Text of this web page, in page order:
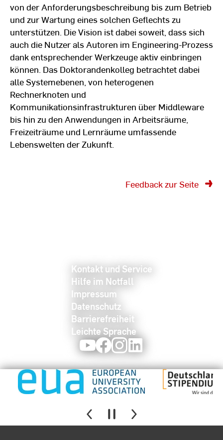
von der Anforderungsbeschreibung bis zum Betrieb
und zur Wartung eines solchen Geflechts zu
unterstützen. Die Vision ist dabei soweit, dass sich
auch die Nutzer als Autoren im Engineering-Prozess
dank entsprechender Werkzeuge aktiv einbringen
können. Das Doktorandenkolleg betrachtet dabei
alle Systemebenen, von heterogenen
Rechnerknoten und
Kommunikationsinfrastrukturen über Middleware
bis hin zu den Anwendungen in Arbeitsräume,
Freizeiträume und Lernräume umfassende
Lebenswelten der Zukunft.
Feedback zur Seite
Kontakt und Service
Hilfe im Notfall
Impressum
Datenschutz
Barrierefreiheit
Leichte Sprache
YoutubeFacebookInstagram